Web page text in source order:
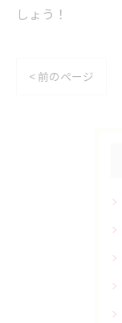
しょう！
< 前のページ